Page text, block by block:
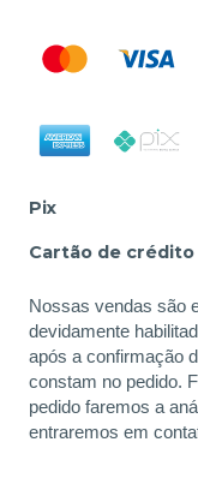
Pix
Cartão de crédito
Nossas vendas são
devidamente
após a confirmação
constam no pedido.
pedido faremos a
entraremos em